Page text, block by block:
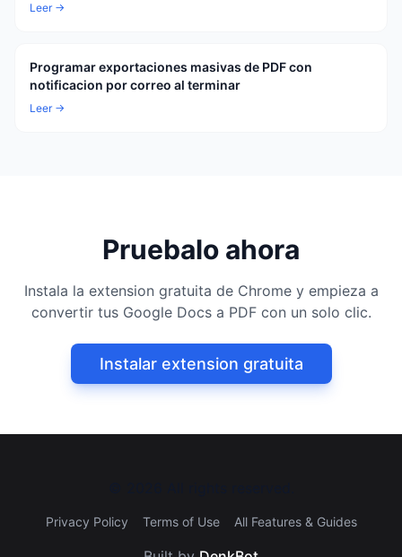
Leer →
Programar exportaciones masivas de PDF con
notificacion por correo al terminar
Leer →
Pruebalo ahora
Instala la extension gratuita de Chrome y empieza a
convertir tus Google Docs a PDF con un solo clic.
Instalar extension gratuita
Privacy Policy Terms of Use All Features & Guides